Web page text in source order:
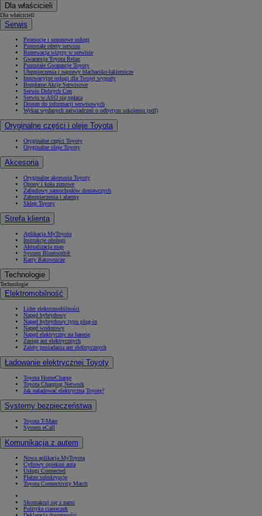
Dla właścicieli
Dla właścicieli
Serwis
Promocje i sezonowe usługi
Pozostałe oferty serwisu
Rezerwacja wizyty w serwisie
Gwarancja Toyota Relax
Pozostałe Gwarancje Toyoty
Ubezpieczenia i naprawy blacharsko-lakiernicze
Innowacyjne usługi dla Twojej wygody
Bezpłatne Akcje Serwisowe
Serwis Dobrych Cen
Serwis w ASO się opłaca
Dostęp do informacji serwisowych
Wykaz wydanych zaświadczeń o odbytym szkoleniu (pdf)
Oryginalne części i oleje Toyota
Oryginalne części Toyoty
Oryginalne oleje Toyoty
Akcesoria
Oryginalne akcesoria Toyoty
Opony i koła zimowe
Zabudowy samochodów dostawczych
Zabezpieczenia i alarmy
Sklep Toyoty
Strefa klienta
Aplikacja MyToyota
Instrukcje obsługi
Aktualizacja map
System Bluetooth®
Karty Ratownicze
Technologie
Technologie
Elektromobilność
Lider elektromobilności
Napęd hybrydowy
Napęd hybrydowy typu plug-in
Napęd wodorowy
Napęd elektryczny na baterię
Zasięg aut elektrycznych
Zalety posiadania aut elektrycznych
Ładowanie elektrycznej Toyoty
Toyota HomeCharge
Toyota Charging Network
Jak naładować elektryczną Toyotę?
Systemy bezpieczeństwa
Toyota T-Mate
System eCall
Komunikacja z autem
Nowa aplikacja MyToyota
Cyfrowy opiekun auta
Usługi Connected
Płatne subskrypcje
Toyota Connectivity Match
Skontaktuj się z nami
Polityka ciasteczek